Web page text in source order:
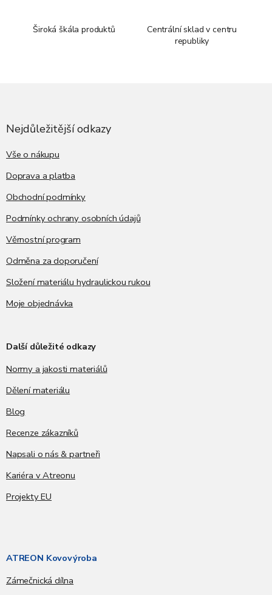
Široká škála produktů
Centrální sklad v centru
republiky
Nejdůležitější odkazy
Vše o nákupu
Doprava a platba
Obchodní podmínky
Podmínky ochrany osobních údajů
Věrnostní program
Odměna za doporučení
Složení materiálu hydraulickou rukou
Moje objednávka
Další důležité odkazy
Normy a jakosti materiálů
Dělení materiálu
Blog
Recenze zákazníků
Napsali o nás & partneři
Kariéra v Atreonu
Projekty EU
ATREON Kovovýroba
Zámečnická dílna